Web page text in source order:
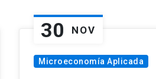
30 NOV
Microeconomía Aplicada